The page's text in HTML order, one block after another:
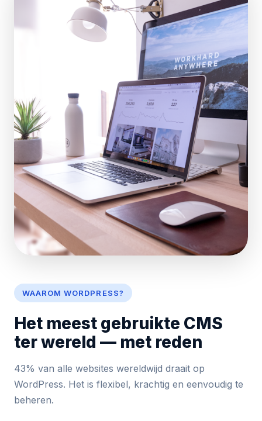
WAAROM WORDPRESS?
Het meest gebruikte CMS
ter wereld — met reden
43% van alle websites wereldwijd draait op
WordPress. Het is flexibel, krachtig en eenvoudig te
beheren.